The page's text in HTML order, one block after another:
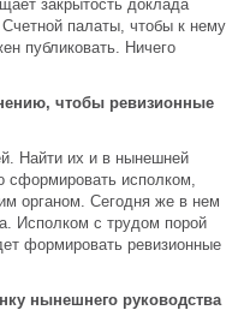
закрытость доклада
палаты, чтобы к нему
публиковать. Ничего
чтобы ревизионные
Найти их и в нынешней
сформировать исполком,
органом. Сегодня же в нем
Исполком с трудом порой
формировать ревизионные
нынешнего руководства